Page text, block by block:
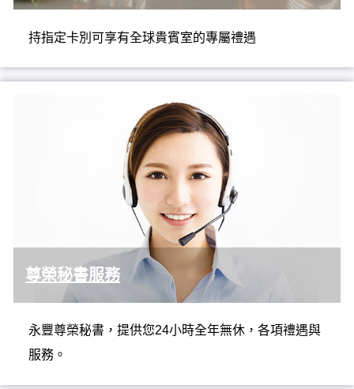
持指定卡別可享有全球貴賓室的專屬禮遇
尊榮秘書服務
永豐尊榮秘書，提供您24小時全年無休，各項禮遇與
服務。